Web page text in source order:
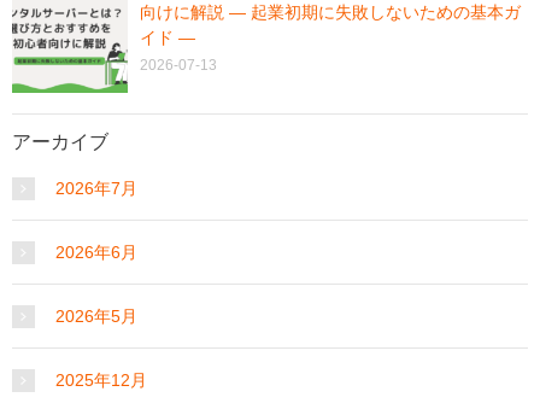
向けに解説 ― 起業初期に失敗しないための基本ガ
イド ―
2026-07-13
アーカイブ
2026年7月
2026年6月
2026年5月
2025年12月